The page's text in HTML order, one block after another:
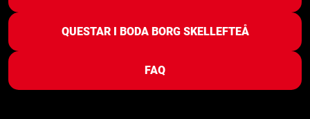
QUESTAR I BODA BORG SKELLEFTEÅ
FAQ